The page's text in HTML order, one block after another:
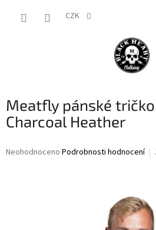
CZK
Meatfly pánské
Charcoal Heather
Průměrné
Neohodnoceno Podrobnosti hodnocení